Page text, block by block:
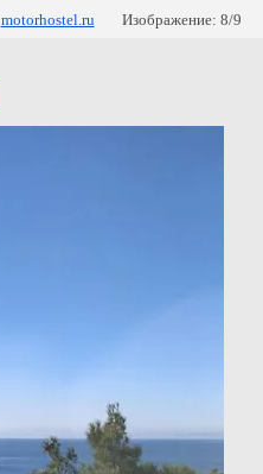
motorhostel.ru Изображение: 8/9